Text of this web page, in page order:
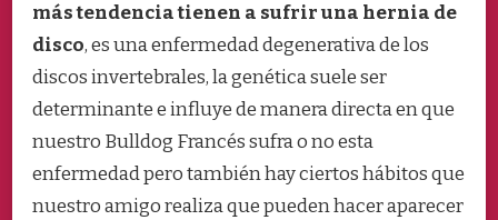
BULLDOG
FRANCES
más tendencia tienen a sufrir una hernia de
disco, es una enfermedad degenerativa de los
discos invertebrales, la genética suele ser
determinante e influye de manera directa en que
nuestro Bulldog Francés sufra o no esta
enfermedad pero también hay ciertos hábitos que
nuestro amigo realiza que pueden hacer aparecer